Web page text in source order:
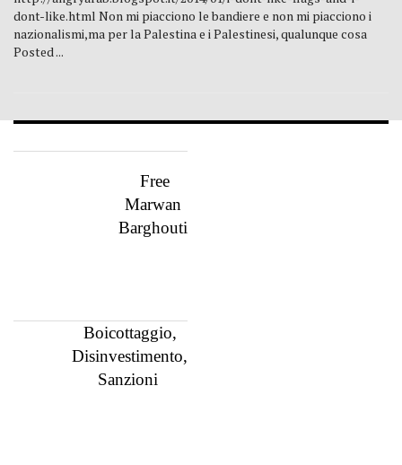
dont-like.html Non mi piacciono le bandiere e non mi piacciono i
nazionalismi,ma per la Palestina e i Palestinesi, qualunque cosa
Posted ...
Free
Marwan
Barghouti
Boicottaggio,
Disinvestimento,
Sanzioni